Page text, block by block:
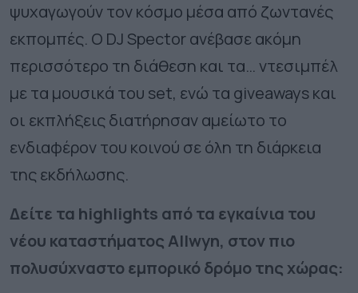
ψυχαγωγούν τον κόσμο μέσα από ζωντανές
εκπομπές. Ο DJSpectorανέβασε ακόμη
περισσότερο τη διάθεση και τα… ντεσιμπέλ
με τα μουσικά του set, ενώ τα giveawaysκαι
οι εκπλήξεις διατήρησαν αμείωτο το
ενδιαφέρον του κοινού σε όλη τη διάρκεια
της εκδήλωσης.
Δείτε τα highlights από τα εγκαίνια του
νέου καταστήματος Allwyn, στον πιο
πολυσύχναστο εμπορικό δρόμο της χώρας: